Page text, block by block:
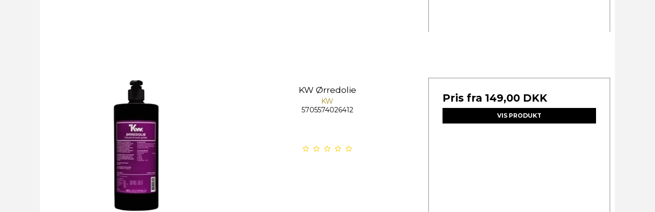
KW Ørredolie
KW
5705574026412
Pris fra 149,00 DKK
VIS PRODUKT